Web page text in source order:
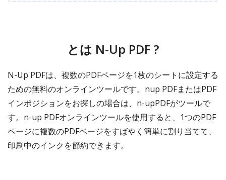
とは N-Up PDF ?
N-Up PDFは、複数のPDFページを1枚のシートに設定する
ための無料のオンラインツールです。nup PDFまたはPDF
インポジションをお探しの場合は、n-upPDFがツールで
す。n-up PDFオンラインツールを使用すると、1つのPDF
ページに複数のPDFページをすばやく簡単に割り当てて、
印刷中のインクを節約できます。